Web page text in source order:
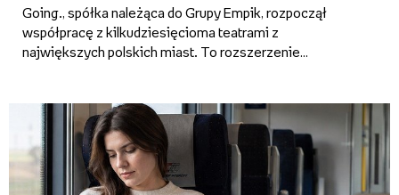
Going., spółka należąca do Grupy Empik, rozpoczął
współpracę z kilkudziesięcioma teatrami z
największych polskich miast. To rozszerzenie
teatralnego. Bilety na spek...